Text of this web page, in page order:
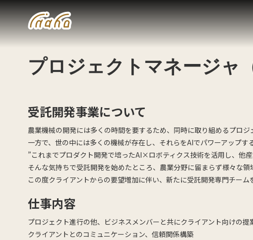
プロジェクトマネージャ
受託開発事業について
農業機械の開発には多くの時間を要するため、同時に取り組めるプロジ
一方で、世の中には多くの機械が存在し、それらをAIでパワーアップす
”これまでプロダクト開発で培ったAI×ロボティクス技術を活用し、他
そんな気持ちで受託開発を始めたところ、農業分野に留まらず様々な
この度クライアントからの要望増加に伴い、新たに受託開発専門チー
仕事内容
プロジェクト進行の他、ビジネスメンバーと共にクライアント向けの
クライアントとのコミュニケーション、信頼関係構築